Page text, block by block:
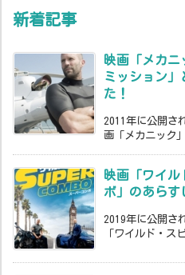
新着記事
映画「メカニ
ミッション」
た！
2011年に公開さ
画「メカニック
映画「ワイ
ボ」のあらす
2019年に公開さ
「ワイルド・